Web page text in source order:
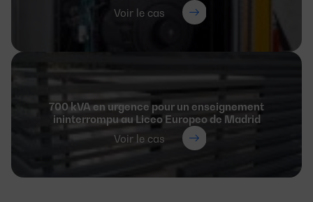
Voir le cas
700 kVA en urgence pour un enseignement
ininterrompu au Liceo Europeo de Madrid
Voir le cas